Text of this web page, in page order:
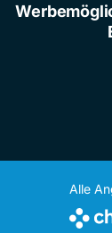
Alle